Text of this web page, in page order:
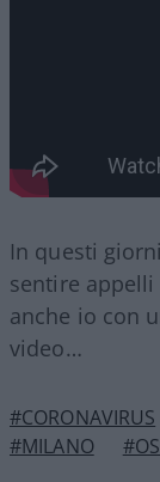
In questi
sentire
anche io con
video…
#CORONAVIRUS
#MILANO